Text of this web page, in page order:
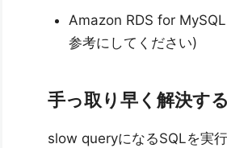
Amazon RDS for
参考にしてください)
手っ取り早く解決す
slow queryになるSQLを実行